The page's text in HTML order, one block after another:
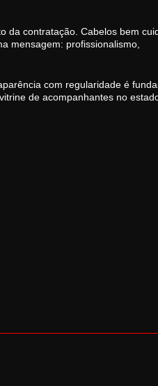
contratação. Cabelos bem
mensagem: profissionalismo,
com regularidade é
vitrine de acompanhantes no